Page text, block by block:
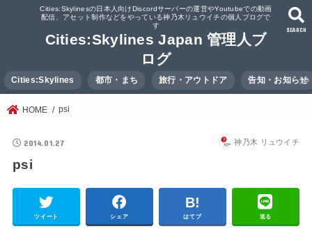
Cities:Skylinesの日本人向けDiscordサーバーの運営やYoutubeでの動画
配信、アセット制作などをやっている神乃木リュウイチの個人ブログで
す
Cities:Skylines Japan 管理人ブ
ログ
SEARCH
Cities:Skylines 都市・まち 旅行・アウトドア 告知・お知らせ
HOME psi
2014.01.27 神乃木 リュウイチ
psi
ツイート シェア はてブ 送る